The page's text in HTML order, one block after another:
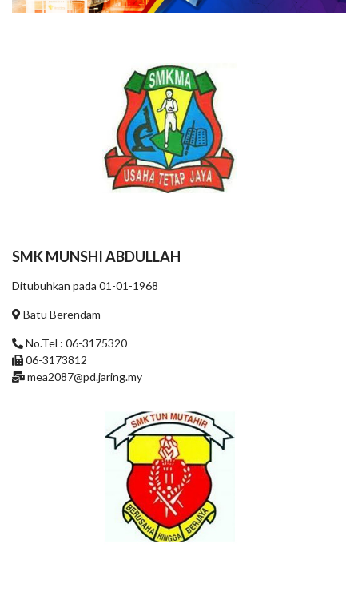
SMK MUNSHI ABDULLAH
Ditubuhkan pada 01-01-1968
Batu Berendam
No.Tel : 06-3175320
06-3173812
mea2087@pd.jaring.my